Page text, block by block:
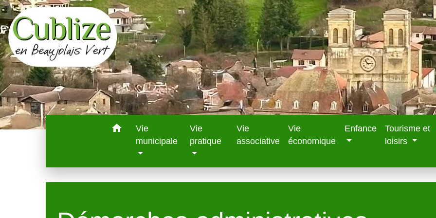
home
Vie
municipale
Vie
pratique
Vie
associative
Vie
économique
Enfance
Tourisme et
loisirs